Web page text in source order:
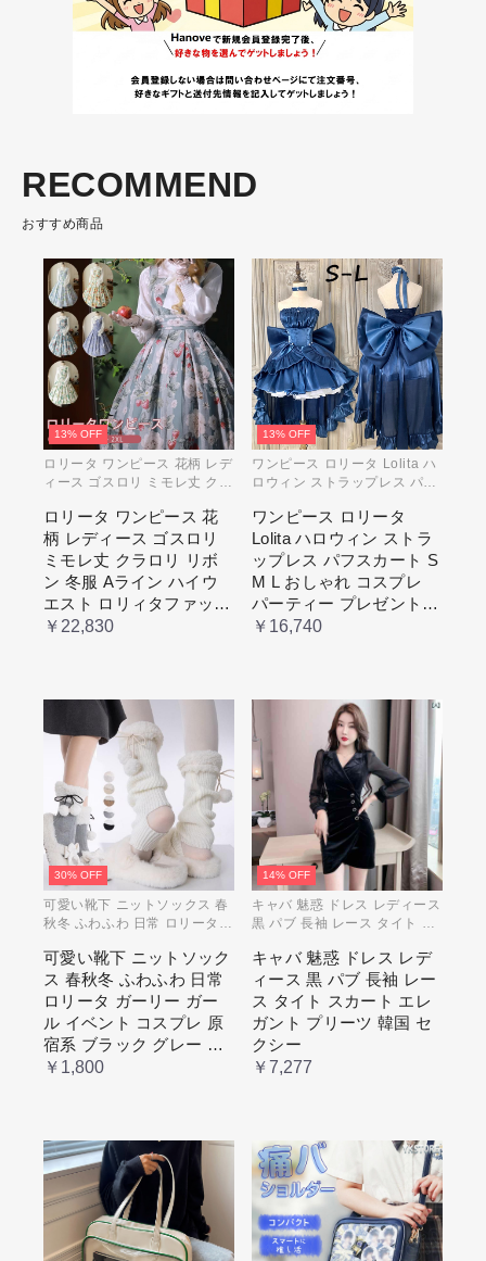
RECOMMEND
おすすめ商品
13% OFF
ロリータ ワンピース 花柄 レデ
ィース ゴスロリ ミモレ丈 クラ
ウエスト ロリィタファッショ
ン レトロ風 クラシカル 上品
かわいい 日常着 通勤 お出かけ
仮 通学
ロリータ ワンピース 花
柄 レディース ゴスロリ
ミモレ丈 クラロリ リボ
ン 冬服 Aライン ハイウ
エスト ロリィタファッシ
ョン レトロ風 クラシカ
￥22,830
13% OFF
ワンピース ロリータ Lolita ハ
ロウィン ストラップレス パフ
プレ パーティー プレゼント レ
ディース コスチューム プリン
セス ロマンティック ブル ドレ
ス
ワンピース ロリータ
Lolita ハロウィン ストラ
ップレス パフスカート S
M L おしゃれ コスプレ
パーティー プレゼント
レディース コスチューム
￥16,740
30% OFF
可愛い靴下 ニットソックス 春
秋冬 ふわふわ 日常 ロリータ
プレ 原宿系 ブラック グレー
ベージュ cm067t2t2x1 ホワイ
ト
可愛い靴下 ニットソック
ス 春秋冬 ふわふわ 日常
ロリータ ガーリー ガー
ル イベント コスプレ 原
宿系 ブラック グレー ベ
ージュ cm067t2t2x1 ホワ
￥1,800
14% OFF
キャバ 魅惑 ドレス レディース
黒 パブ 長袖 レース タイト ス
国 セクシー
キャバ 魅惑 ドレス レデ
ィース 黒 パブ 長袖 レー
ス タイト スカート エレ
ガント プリーツ 韓国 セ
クシー
￥7,277